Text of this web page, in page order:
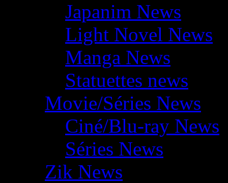
Japanim News
Light Novel News
Manga News
Statuettes news
Movie/Séries News
Ciné/Blu-ray News
Séries News
Zik News